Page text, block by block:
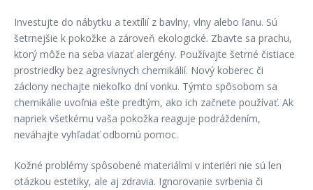
Investujte do nábytku a textílií z bavlny, vlny alebo ľanu. Sú
šetrnejšie k pokožke a zároveň ekologické. Zbavte sa prachu,
ktorý môže na seba viazať alergény. Používajte šetrné čistiace
prostriedky bez agresívnych chemikálií. Nový koberec či
záclony nechajte niekoľko dní vonku. Týmto spôsobom sa
chemikálie uvoľnia ešte predtým, ako ich začnete používať. Ak
napriek všetkému vaša pokožka reaguje podráždením,
neváhajte vyhľadať odbornú pomoc.
Kožné problémy spôsobené materiálmi v interiéri nie sú len
otázkou estetiky, ale aj zdravia. Ignorovanie svrbenia či